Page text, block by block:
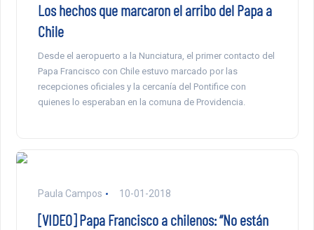
Los hechos que marcaron el arribo del Papa a
Chile
Desde el aeropuerto a la Nunciatura, el primer contacto del
Papa Francisco con Chile estuvo marcado por las
recepciones oficiales y la cercanía del Pontifice con
quienes lo esperaban en la comuna de Providencia.
Paula Campos 10-01-2018
[VIDEO] Papa Francisco a chilenos: “No están